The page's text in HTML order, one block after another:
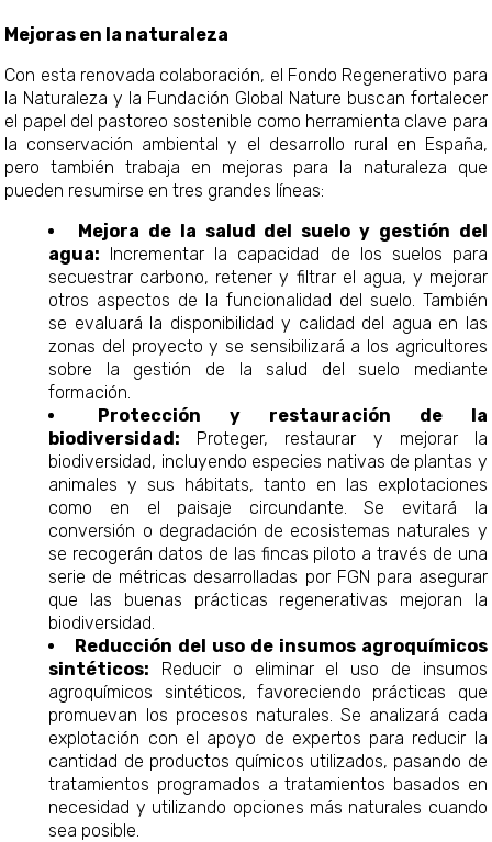
Mejoras en la naturaleza
Con esta renovada colaboración, el Fondo Regenerativo para
la Naturaleza y la Fundación Global Nature buscan fortalecer
el papel del pastoreo sostenible como herramienta clave para
la conservación ambiental y el desarrollo rural en España,
pero también trabaja en mejoras para la naturaleza que
pueden resumirse en tres grandes líneas:
Mejora de la salud del suelo y gestión del
agua: Incrementar la capacidad de los suelos para
secuestrar carbono, retener y filtrar el agua, y mejorar
otros aspectos de la funcionalidad del suelo. También
se evaluará la disponibilidad y calidad del agua en las
zonas del proyecto y se sensibilizará a los agricultores
sobre la gestión de la salud del suelo mediante
formación.​
Protección y restauración de la
biodiversidad: Proteger, restaurar y mejorar la
biodiversidad, incluyendo especies nativas de plantas y
animales y sus hábitats, tanto en las explotaciones
como en el paisaje circundante. Se evitará la
conversión o degradación de ecosistemas naturales y
se recogerán datos de las fincas piloto a través de una
serie de métricas desarrolladas por FGN para asegurar
que las buenas prácticas regenerativas mejoran la
biodiversidad.​
Reducción del uso de insumos agroquímicos
sintéticos: Reducir o eliminar el uso de insumos
agroquímicos sintéticos, favoreciendo prácticas que
promuevan los procesos naturales. Se analizará cada
explotación con el apoyo de expertos para reducir la
cantidad de productos químicos utilizados, pasando de
tratamientos programados a tratamientos basados en
necesidad y utilizando opciones más naturales cuando
sea posible.